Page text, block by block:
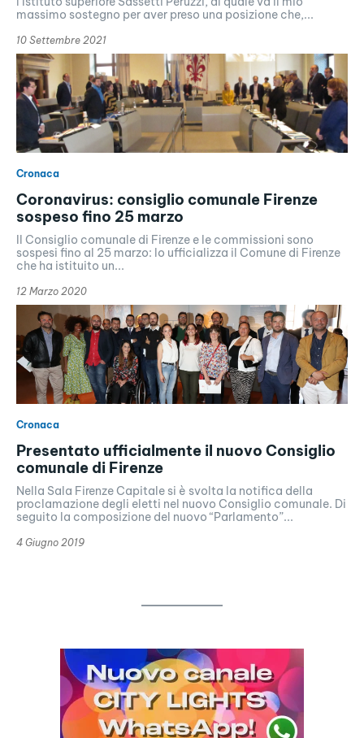
massimo sostegno per aver preso una posizione che,...
10 Settembre 2021
Cronaca
Coronavirus: consiglio comunale Firenze
sospeso fino 25 marzo
Il Consiglio comunale di Firenze e le commissioni sono
sospesi fino al 25 marzo: lo ufficializza il Comune di Firenze
che ha istituito un...
12 Marzo 2020
Cronaca
Presentato ufficialmente il nuovo Consiglio
comunale di Firenze
Nella Sala Firenze Capitale si è svolta la notifica della
proclamazione degli eletti nel nuovo Consiglio comunale. Di
seguito la composizione del nuovo “Parlamento”...
4 Giugno 2019